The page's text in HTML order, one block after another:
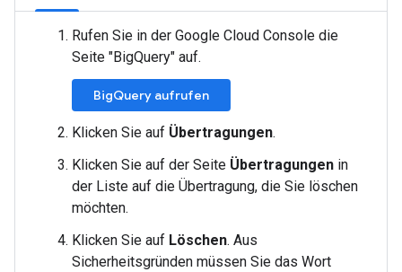
Rufen Sie in der Google Cloud Console die
Seite "BigQuery" auf.
BigQuery aufrufen
Klicken Sie auf Übertragungen.
Klicken Sie auf der Seite Übertragungen in
der Liste auf die Übertragung, die Sie löschen
möchten.
Klicken Sie auf Löschen. Aus
Sicherheitsgründen müssen Sie das Wort